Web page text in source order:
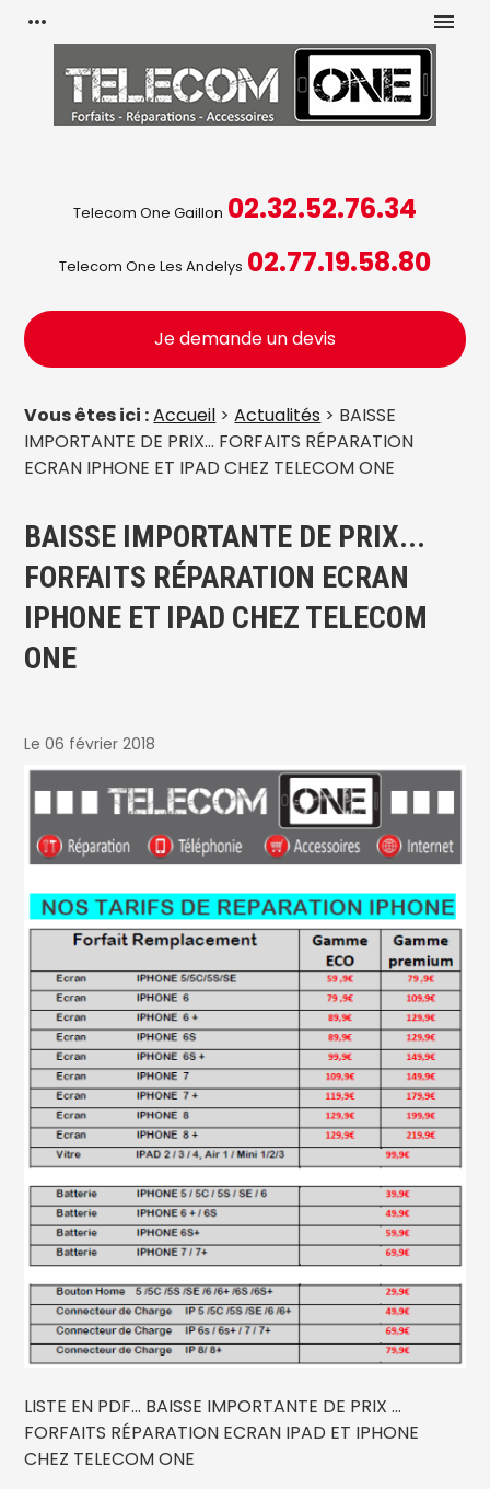
more_horiz menu
Telecom One Gaillon 02.32.52.76.34
Telecom One Les Andelys 02.77.19.58.80
Je demande un devis
Vous êtes ici :Accueil >Actualités > BAISSE
IMPORTANTE DE PRIX... FORFAITS RÉPARATION
ECRAN IPHONE ET IPAD CHEZ TELECOM ONE
BAISSE IMPORTANTE DE PRIX...
FORFAITS RÉPARATION ECRAN
IPHONE ET IPAD CHEZ TELECOM
ONE
Le 06 février 2018
LISTE EN PDF... BAISSE IMPORTANTE DE PRIX ...
FORFAITS RÉPARATION ECRAN IPAD ET IPHONE
CHEZ TELECOM ONE